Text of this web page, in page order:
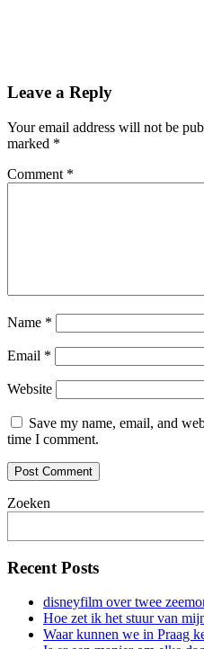
Leave a Reply
Your email address will not be
marked *
Comment *
Name *
Email *
Website
Save my name, email, and
time I comment.
Zoeken
Recent Posts
disneyfilm over twee
Hoe zet ik het stuur van
Waar kunnen we in Praag